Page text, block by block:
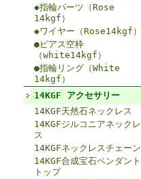
◆指輪パーツ（Rose
14kgf）
◆ワイヤー（Rose14kgf）
●ピアス空枠
（white14kgf）
●指輪リング（White
14kgf）
14KGF アクセサリー
14KGF天然石ネックレス
14KGFジルコニアネックレ
ス
14KGFネックレスチェーン
14KGF合成宝石ペンダント
トップ